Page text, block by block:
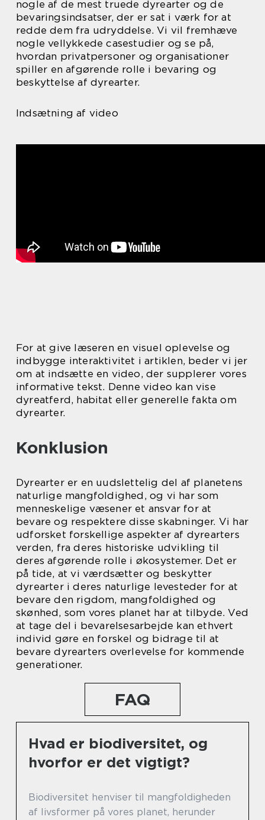
nogle af de mest truede dyrearter og de
bevaringsindsatser, der er sat i værk for at
redde dem fra udryddelse. Vi vil fremhæve
nogle vellykkede casestudier og se på,
hvordan privatpersoner og organisationer
spiller en afgørende rolle i bevaring og
beskyttelse af dyrearter.
Indsætning af video
For at give læseren en visuel oplevelse og
indbygge interaktivitet i artiklen, beder vi jer
om at indsætte en video, der supplerer vores
informative tekst. Denne video kan vise
dyreatferd, habitat eller generelle fakta om
dyrearter.
Konklusion
Dyrearter er en uudslettelig del af planetens
naturlige mangfoldighed, og vi har som
menneskelige væsener et ansvar for at
bevare og respektere disse skabninger. Vi har
udforsket forskellige aspekter af dyrearters
verden, fra deres historiske udvikling til
deres afgørende rolle i økosystemer. Det er
på tide, at vi værdsætter og beskytter
dyrearter i deres naturlige levesteder for at
bevare den rigdom, mangfoldighed og
skønhed, som vores planet har at tilbyde. Ved
at tage del i bevarelsesarbejde kan ethvert
individ gøre en forskel og bidrage til at
bevare dyrearters overlevelse for kommende
generationer.
FAQ
Hvad er biodiversitet, og
hvorfor er det vigtigt?
Biodiversitet henviser til mangfoldigheden
af livsformer på vores planet, herunder